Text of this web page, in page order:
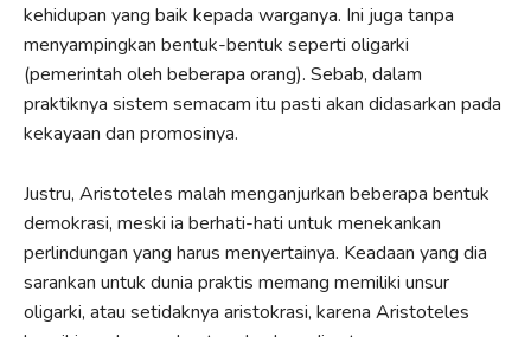
kehidupan yang baik kepada warganya. Ini juga tanpa
menyampingkan bentuk-bentuk seperti oligarki
(pemerintah oleh beberapa orang). Sebab, dalam
praktiknya sistem semacam itu pasti akan didasarkan pada
kekayaan dan promosinya.
Justru, Aristoteles malah menganjurkan beberapa bentuk
demokrasi, meski ia berhati-hati untuk menekankan
perlindungan yang harus menyertainya. Keadaan yang dia
sarankan untuk dunia praktis memang memiliki unsur
oligarki, atau setidaknya aristokrasi, karena Aristoteles